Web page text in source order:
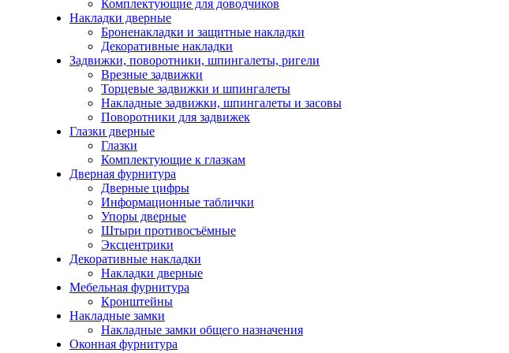
Комплектующие для доводчиков
Накладки дверные
Броненакладки и защитные накладки
Декоративные накладки
Задвижки, поворотники, шпингалеты, ригели
Врезные задвижки
Торцевые задвижки и шпингалеты
Накладные задвижки, шпингалеты и засовы
Поворотники для задвижек
Глазки дверные
Глазки
Комплектующие к глазкам
Дверная фурнитура
Дверные цифры
Информационные таблички
Упоры дверные
Штыри противосъёмные
Эксцентрики
Декоративные накладки
Накладки дверные
Мебельная фурнитура
Кронштейны
Накладные замки
Накладные замки общего назначения
Оконная фурнитура